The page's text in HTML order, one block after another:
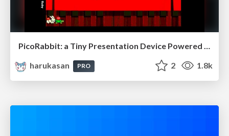
PicoRabbit: a Tiny Presentation Device Powered by Ruby
harukasan
PRO 2 1.8k